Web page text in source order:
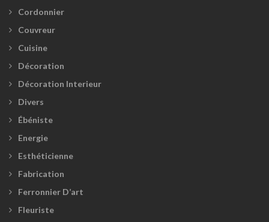
Cordonnier
Couvreur
Cuisine
Décoration
Décoration Interieur
Divers
Ébéniste
Energie
Esthéticienne
Fabrication
Ferronnier D’art
Fleuriste